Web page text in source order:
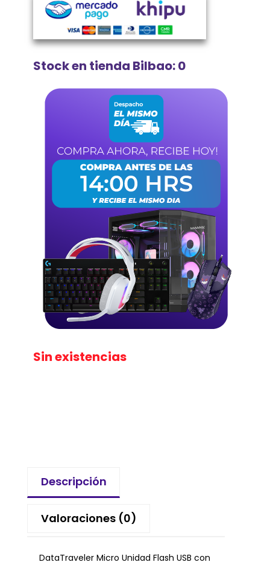
Stock en tienda Bilbao: 0
Sin existencias
Descripción
Valoraciones (0)
DataTraveler Micro Unidad Flash USB con